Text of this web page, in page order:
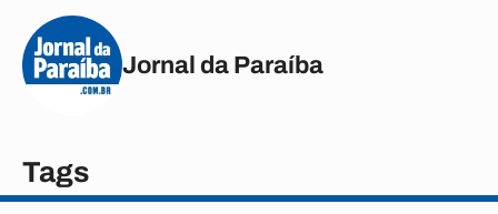
Jornal da Paraíba
Tags